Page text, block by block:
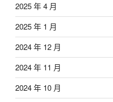
2025 年 4 月
2025 年 1 月
2024 年 12 月
2024 年 11 月
2024 年 10 月